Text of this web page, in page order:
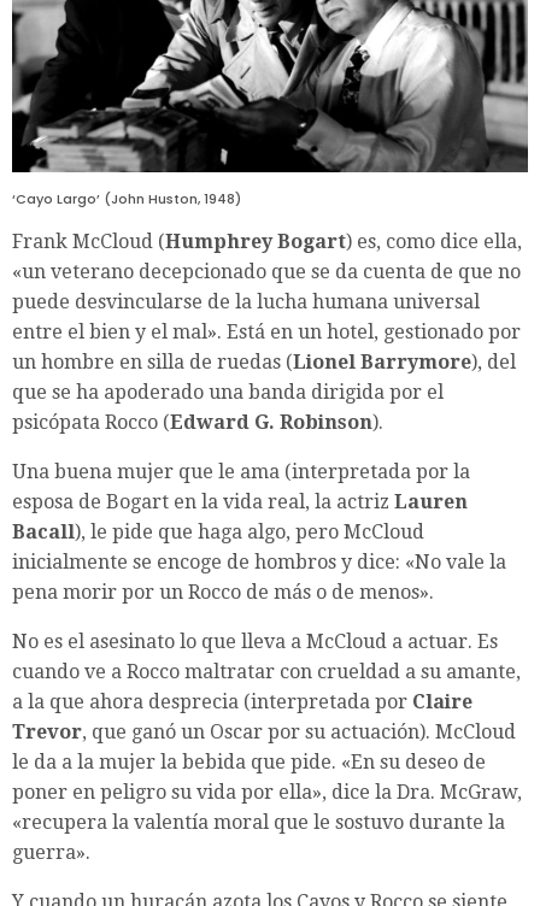
‘Cayo Largo’ (John Huston, 1948)
Frank McCloud (Humphrey Bogart) es, como dice ella,
«un veterano decepcionado que se da cuenta de que no
puede desvincularse de la lucha humana universal
entre el bien y el mal». Está en un hotel, gestionado por
un hombre en silla de ruedas (Lionel Barrymore), del
que se ha apoderado una banda dirigida por el
psicópata Rocco (Edward G. Robinson).
Una buena mujer que le ama (interpretada por la
esposa de Bogart en la vida real, la actriz Lauren
Bacall), le pide que haga algo, pero McCloud
inicialmente se encoge de hombros y dice: «No vale la
pena morir por un Rocco de más o de menos».
No es el asesinato lo que lleva a McCloud a actuar. Es
cuando ve a Rocco maltratar con crueldad a su amante,
a la que ahora desprecia (interpretada por Claire
Trevor, que ganó un Oscar por su actuación). McCloud
le da a la mujer la bebida que pide. «En su deseo de
poner en peligro su vida por ella», dice la Dra. McGraw,
«recupera la valentía moral que le sostuvo durante la
guerra».